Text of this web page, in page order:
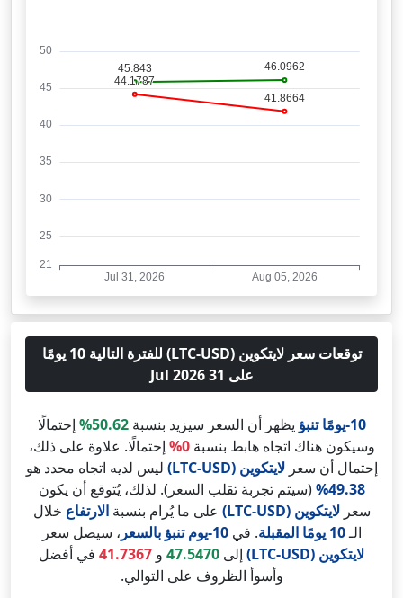
توقعات سعر لايتكوين (LTC-USD) للفترة التالية 10 يومًا
على 31 Jul 2026
10-يومًا تنبؤ يظهر أن السعر سيزيد بنسبة50.62%
إحتمالًا
وسيكون هناك اتجاه هابط بنسبة0%
إحتمالًا. علاوة على ذلك،
إحتمال أن سعرلايتكوين (LTC-USD)
ليس لديه اتجاه محدد هو
49.38%
(سيتم تجربة تقلب السعر). لذلك، يُتوقع أن يكون
سعرلايتكوين (LTC-USD) على ما يُرام بنسبةالارتفاع خلال
الـ10 يومًا المقبلة . في10-يوم تنبؤ بالسعر
، سيصل سعر
لايتكوين (LTC-USD)
إلى 47.5470 و 41.7367 في أفضل
وأسوأ الظروف على التوالي.